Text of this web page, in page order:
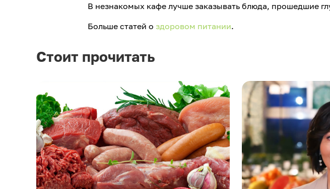
В незнакомых кафе лучше заказывать блюда, прошедшие
Больше статей о здоровом питании.
Стоит прочитать